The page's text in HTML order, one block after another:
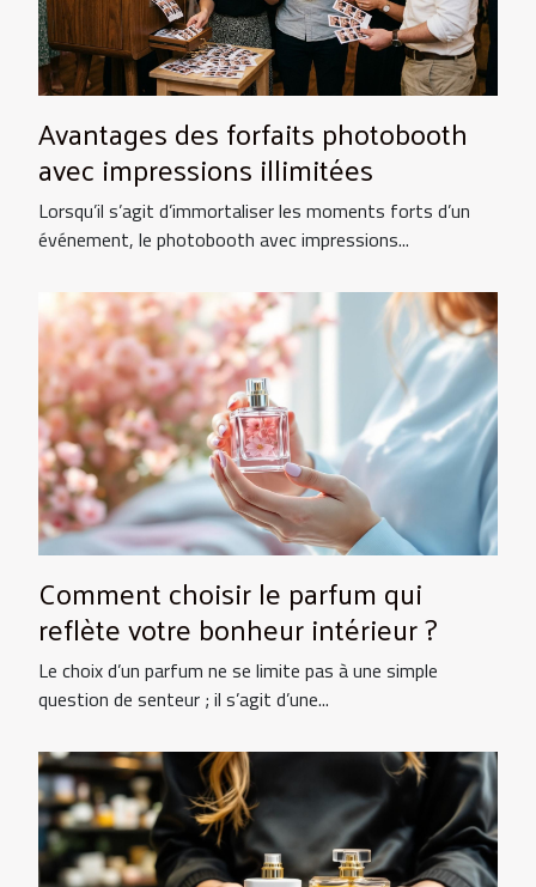
Avantages des forfaits photobooth
avec impressions illimitées
Lorsqu’il s’agit d’immortaliser les moments forts d’un
événement, le photobooth avec impressions...
Comment choisir le parfum qui
reflète votre bonheur intérieur ?
Le choix d’un parfum ne se limite pas à une simple
question de senteur ; il s’agit d’une...